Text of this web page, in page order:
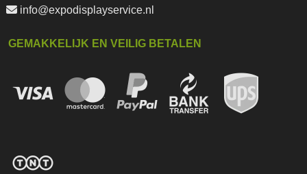
info@expodisplayservice.nl
GEMAKKELIJK EN VEILIG BETALEN